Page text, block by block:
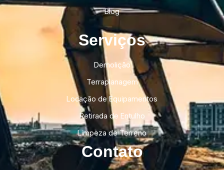
Blog
Serviços
Demolição
Terraplanagem
Locação de Equipamentos
Retirada de Entulho
Limpeza de Terreno
Contato